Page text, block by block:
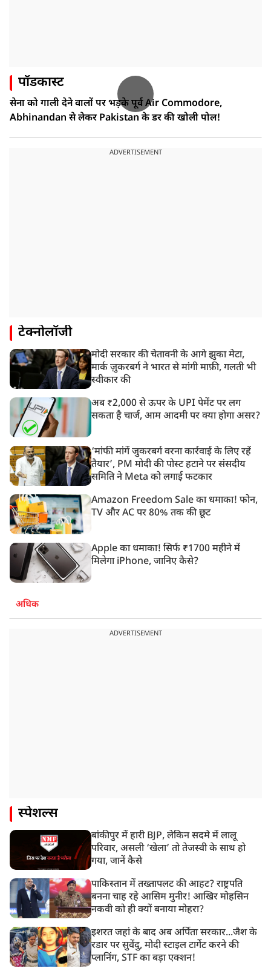
पॉडकास्ट
सेना को गाली देने वालों पर भड़के पूर्व Air Commodore,
Abhinandan से लेकर Pakistan के डर की खोली पोल!
ADVERTISEMENT
टेक्नोलॉजी
मोदी सरकार की चेतावनी के आगे झुका मेटा,
मार्क ज़ुकरबर्ग ने भारत से मांगी माफ़ी, गलती भी
स्वीकार की
अब ₹2,000 से ऊपर के UPI पेमेंट पर लग
सकता है चार्ज, आम आदमी पर क्या होगा असर?
‘मांफी मांगें जुकरबर्ग वरना कार्रवाई के लिए रहें
तैयार’, PM मोदी की पोस्ट हटाने पर संसदीय
समिति ने Meta को लगाई फटकार
Amazon Freedom Sale का धमाका! फोन,
TV और AC पर 80% तक की छूट
Apple का धमाका! सिर्फ ₹1700 महीने में
मिलेगा iPhone, जानिए कैसे?
अधिक
ADVERTISEMENT
स्पेशल्स
बांकीपुर में हारी BJP, लेकिन सदमे में लालू
परिवार, असली ‘खेला’ तो तेजस्वी के साथ हो
गया, जानें कैसे
पाकिस्तान में तख्तापलट की आहट? राष्ट्रपति
बनना चाह रहे आसिम मुनीर! आखिर मोहसिन
नकवी को ही क्यों बनाया मोहरा?
इशरत जहां के बाद अब अर्पिता सरकार...जैश के
रडार पर सुवेंदु, मोदी स्टाइल टार्गेट करने की
प्लानिंग, STF का बड़ा एक्शन!